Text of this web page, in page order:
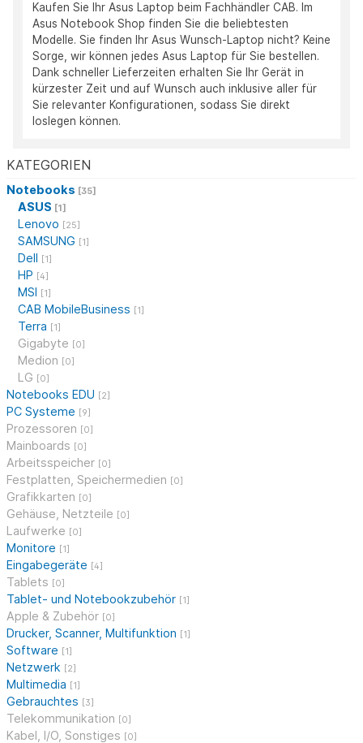
KATEGORIEN
Notebooks [35]
ASUS [1]
Lenovo [25]
SAMSUNG [1]
Dell [1]
HP [4]
MSI [1]
CAB MobileBusiness [1]
Terra [1]
Gigabyte [0]
Medion [0]
LG [0]
Notebooks EDU [2]
PC Systeme [9]
Prozessoren [0]
Mainboards [0]
Arbeitsspeicher [0]
Festplatten, Speichermedien [0]
Grafikkarten [0]
Gehäuse, Netzteile [0]
Laufwerke [0]
Monitore [1]
Eingabegeräte [4]
Tablets [0]
Tablet- und Notebookzubehör [1]
Apple & Zubehör [0]
Drucker, Scanner, Multifunktion [1]
Software [1]
Netzwerk [2]
Multimedia [1]
Gebrauchtes [3]
Telekommunikation [0]
Kabel, I/O, Sonstiges [0]
Kaufen Sie Ihr Asus Laptop beim Fachhändler CAB. Im
Asus Notebook Shop finden Sie die beliebtesten
Modelle. Sie finden Ihr Asus Wunsch-Laptop nicht? Keine
Sorge, wir können jedes Asus Laptop für Sie bestellen.
Dank schneller Lieferzeiten erhalten Sie Ihr Gerät in
kürzester Zeit und auf Wunsch auch inklusive aller für
Sie relevanter Konfigurationen, sodass Sie direkt
loslegen können.